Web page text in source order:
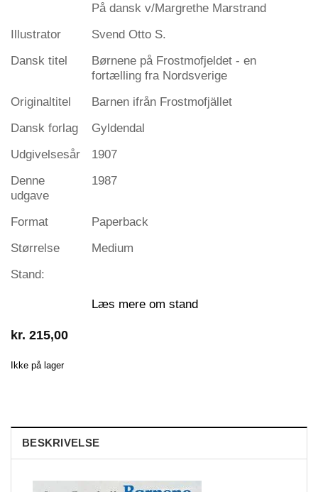
På dansk v/Margrethe Marstrand
Illustrator
Svend Otto S.
Dansk titel
Børnene på Frostmofjeldet - en
fortælling fra Nordsverige
Originaltitel
Barnen ifrån Frostmofjället
Dansk forlag
Gyldendal
Udgivelsesår
1907
Denne
udgave
1987
Format
Paperback
Størrelse
Medium
Stand:
Læs mere om stand
kr. 215,00
Ikke på lager
BESKRIVELSE